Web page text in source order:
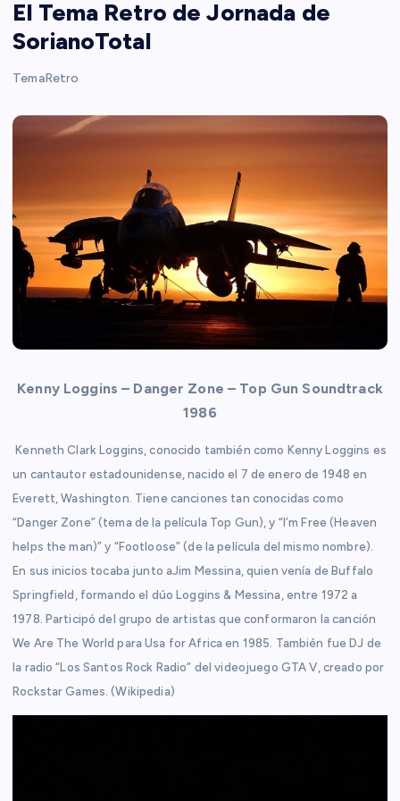
El Tema Retro de Jornada de
SorianoTotal
TemaRetro
Kenny Loggins – Danger Zone – Top Gun Soundtrack
1986
Kenneth Clark Loggins, conocido también como Kenny Loggins es
un cantautor estadounidense, nacido el 7 de enero de 1948 en
Everett, Washington. Tiene canciones tan conocidas como
“Danger Zone” (tema de la película Top Gun), y “I’m Free (Heaven
helps the man)” y “Footloose” (de la película del mismo nombre).
En sus inicios tocaba junto aJim Messina, quien venía de Buffalo
Springfield, formando el dúo Loggins & Messina, entre 1972 a
1978. Participó del grupo de artistas que conformaron la canción
We Are The World para Usa for Africa en 1985. También fue DJ de
la radio “Los Santos Rock Radio” del videojuego GTA V, creado por
Rockstar Games. (Wikipedia)